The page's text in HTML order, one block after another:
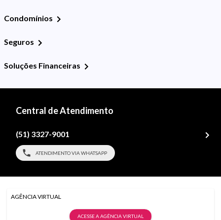
Condomínios
Seguros
Soluções Financeiras
Central de Atendimento
(51) 3327-9001
ATENDIMENTO VIA WHATSAPP
AGÊNCIA VIRTUAL
ACESSE A AGÊNCIA VIRTUAL